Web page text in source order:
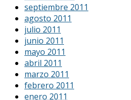
septiembre 2011
agosto 2011
julio 2011
junio 2011
mayo 2011
abril 2011
marzo 2011
febrero 2011
enero 2011